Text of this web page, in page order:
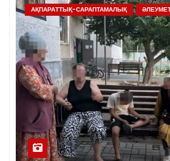
АҚПАРАТТЫҚ-САРАПТАМАЛЫҚ